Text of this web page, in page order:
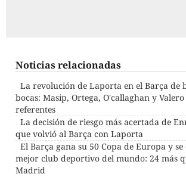
Noticias relacionadas
La revolución de Laporta en el Barça de
bocas: Masip, Ortega, O'callaghan y
referentes
La decisión de riesgo más acertada de
que volvió al Barça con Laporta
El Barça gana su 50 Copa de Europa y
mejor club deportivo del mundo: 24 más
Madrid